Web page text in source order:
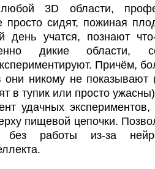
3D области,
просто сидят, пожиная
учатся, познают
дикие области,
Причём,
они никому не показывают
в тупик или просто
удачных экспериментов,
пищевой цепочки.
без работы из-за